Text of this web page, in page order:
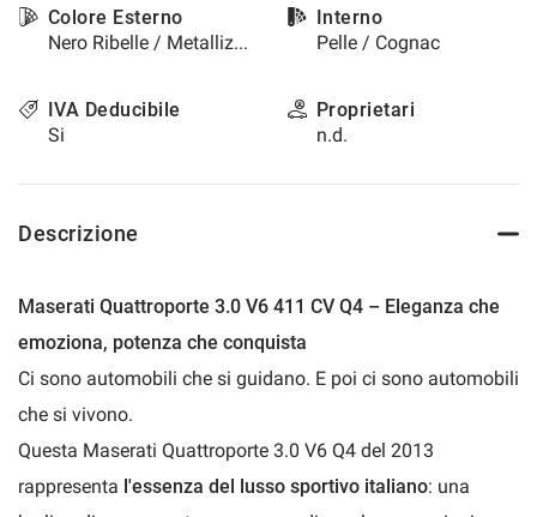
Colore Esterno
Nero Ribelle / Metallizzato
Interno
Pelle / Cognac
IVA Deducibile
Si
Proprietari
n.d.
Descrizione
Maserati Quattroporte 3.0 V6 411 CV Q4 – Eleganza che
emoziona, potenza che conquista
Ci sono automobili che si guidano. E poi ci sono automobili
che si vivono.
Questa Maserati Quattroporte 3.0 V6 Q4 del 2013
rappresenta l'essenza del lusso sportivo italiano: una
strumenti
si
rimanda
alla
rivedere
le
tue
in
qualsiasi